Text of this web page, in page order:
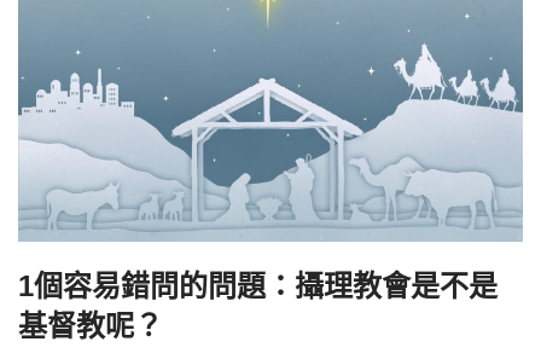
1個容易錯問的問題：攝理教會是不是
基督教呢？